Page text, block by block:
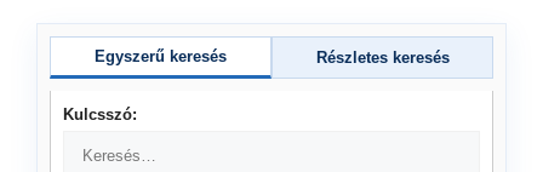
Egyszerű keresés Részletes keresés
Kulcsszó: